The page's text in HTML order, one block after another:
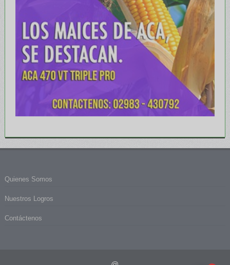
Quienes Somos
Nuestros Logros
Contáctenos